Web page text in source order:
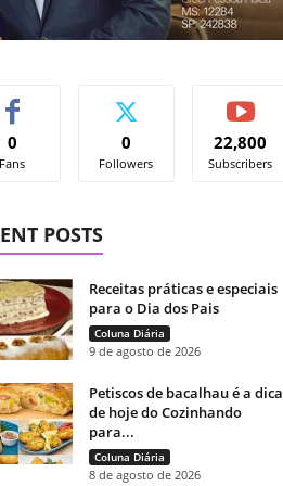
0
Fans
0
Followers
22,800
Subscribers
POSTS
Receitas práticas e especiais
para o Dia dos Pais
Coluna Diária
9 de agosto de 2026
Petiscos de bacalhau é a dica
de hoje do Cozinhando
para...
Coluna Diária
8 de agosto de 2026